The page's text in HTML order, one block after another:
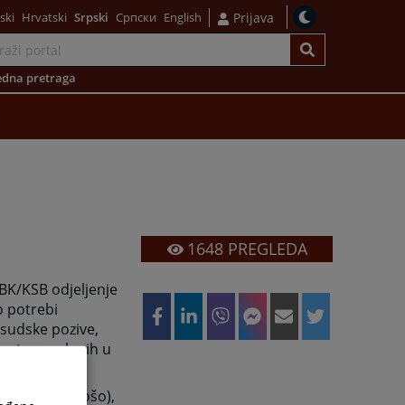
Hrvatski Srpski Српски English Prijava
pretraga
KSB odjeljenje
potrebi
pozive,
zaposlenih u
(Senad Grošo),
1648PREGLEDA